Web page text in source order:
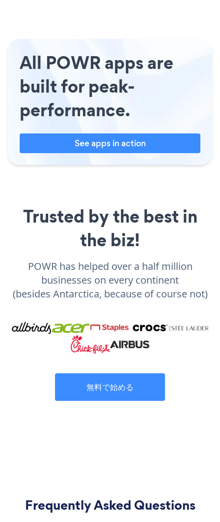
All POWR apps are
built for peak-
performance.
See apps in action
Trusted by the best in
the biz!
POWR has helped over a half million
businesses on every continent
(besides Antarctica, because of course not)
無料で始める
Frequently Asked Questions